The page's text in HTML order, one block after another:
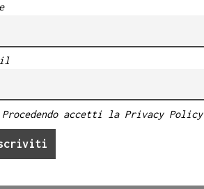
da Antonio Curcio.
Procedendo accetti la Privacy Policy